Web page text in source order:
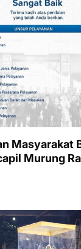
Masyarakat
Murung